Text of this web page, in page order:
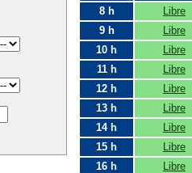
8 h
Libre
9 h
Libre
10 h
Libre
11 h
Libre
12 h
Libre
13 h
Libre
14 h
Libre
15 h
Libre
16 h
Libre